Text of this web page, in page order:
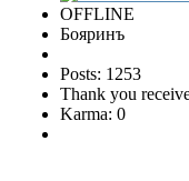
OFFLINE
Бояринъ
Posts: 1253
Thank you
Karma: 0